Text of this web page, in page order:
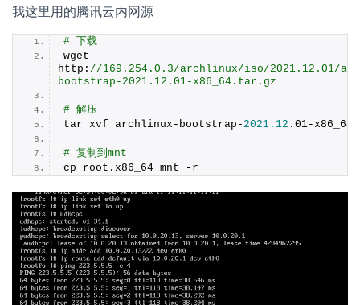
我这里用的腾讯云内网源
# 下载
wget
http: //169.254.0.3/archlinux/iso/2021.12.01/
bootstrap-2021.12.01-x86_64.tar.gz
# 解压
tar xvf archlinux-bootstrap- 2021.12 . 01-x86_64.
# 复制到mnt
cp root. x86_64 mnt -r